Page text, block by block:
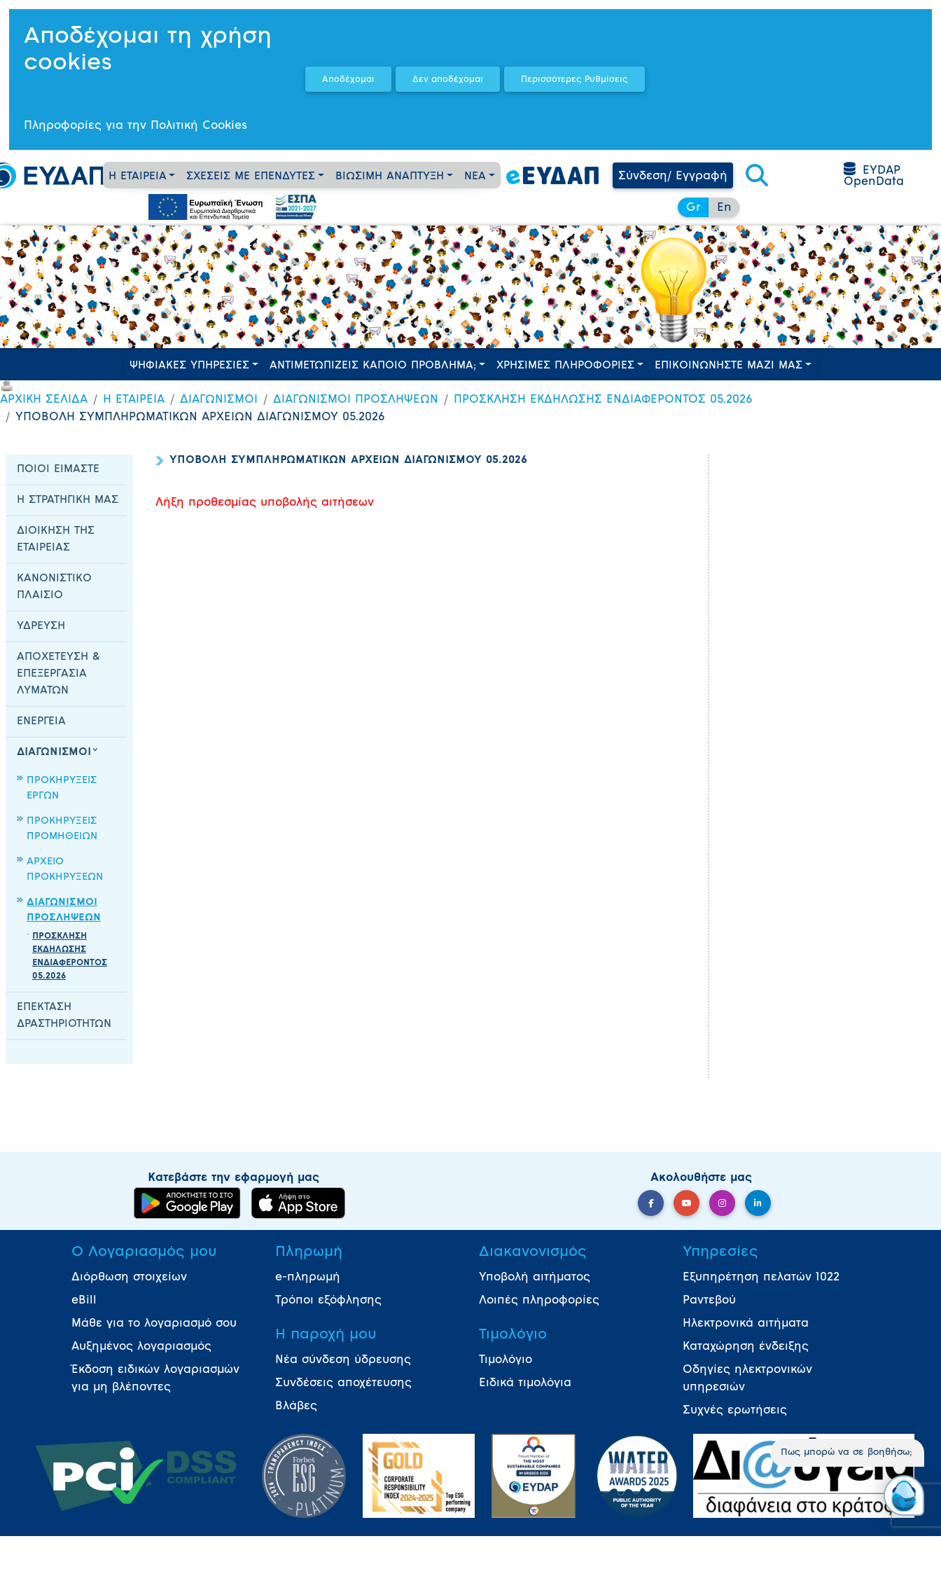
Αποδέχομαι τη χρήση
cookies
Πληροφορίες για την Πολιτική Cookies
Η ΕΤΑΙΡΕΙΑ ΣΧΕΣΕΙΣ ΜΕ ΕΠΕΝΔΥΤΕΣ ΒΙΩΣΙΜΗ ΑΝΑΠΤΥΞΗ ΝΕΑ Σύνδεση/ Εγγραφή
EYDAP
OpenData
Gr En
ΨΗΦΙΑΚΕΣ ΥΠΗΡΕΣΙΕΣ ΑΝΤΙΜΕΤΩΠΙΖΕΙΣ ΚΑΠΟΙΟ ΠΡΟΒΛΗΜΑ; ΧΡΗΣΙΜΕΣ ΠΛΗΡΟΦΟΡΙΕΣ ΕΠΙΚΟΙΝΩΝΗΣΤΕ ΜΑΖΙ ΜΑΣ
ΑΡΧΙΚΗ ΣΕΛΙΔΑ Η ΕΤΑΙΡΕΙΑ ΔΙΑΓΩΝΙΣΜΟΙ ΔΙΑΓΩΝΙΣΜΟΙ ΠΡΟΣΛΗΨΕΩΝ
ΠΡΟΣΚΛΗΣΗ ΕΚΔΗΛΩΣΗΣ ΕΝΔΙΑΦΕΡΟΝΤΟΣ 05.2026
ΥΠΟΒΟΛΗ ΣΥΜΠΛΗΡΩΜΑΤΙΚΩΝ ΑΡΧΕΙΩΝ ΔΙΑΓΩΝΙΣΜΟΥ 05.2026
ΠΟΙΟΙ ΕΙΜΑΣΤΕ
Η ΣΤΡΑΤΗΓΙΚΗ ΜΑΣ
ΔΙΟΙΚΗΣΗ ΤΗΣ
ΕΤΑΙΡΕΙΑΣ
ΚΑΝΟΝΙΣΤΙΚΟ
ΠΛΑΙΣΙΟ
ΥΔΡΕΥΣΗ
ΑΠΟΧΕΤΕΥΣΗ &
ΕΠΕΞΕΡΓΑΣΙΑ
ΛΥΜΑΤΩΝ
ΕΝΕΡΓΕΙΑ
ΔΙΑΓΩΝΙΣΜΟΙ
ΠΡΟΚΗΡΥΞΕΙΣ
ΕΡΓΩΝ
ΠΡΟΚΗΡΥΞΕΙΣ
ΠΡΟΜΗΘΕΙΩΝ
ΑΡΧΕΙΟ
ΠΡΟΚΗΡΥΞΕΩΝ
ΔΙΑΓΩΝΙΣΜΟΙ
ΠΡΟΣΛΗΨΕΩΝ
ΠΡΟΣΚΛΗΣΗ
ΕΚΔΗΛΩΣΗΣ
ΕΝΔΙΑΦΕΡΟΝΤΟΣ
05.2026
ΕΠΕΚΤΑΣΗ
ΔΡΑΣΤΗΡΙΟΤΗΤΩΝ
ΥΠΟΒΟΛΗ ΣΥΜΠΛΗΡΩΜΑΤΙΚΩΝ ΑΡΧΕΙΩΝ ΔΙΑΓΩΝΙΣΜΟΥ 05.2026
Λήξη προθεσμίας υποβολής αιτήσεων
Κατεβάστε την εφαρμογή μας Ακολουθήστε μας
Ο Λογαριασμός μου
Διόρθωση στοιχείων
eBill
Μάθε για το λογαριασμό σου
Αυξημένος λογαριασμός
Έκδοση ειδικών λογαριασμών
για μη βλέποντες
Πληρωμή
e-πληρωμή
Τρόποι εξόφλησης
Η παροχή μου
Νέα σύνδεση ύδρευσης
Συνδέσεις αποχέτευσης
Βλάβες
Διακανονισμός
Υποβολή αιτήματος
Λοιπές πληροφορίες
Τιμολόγιο
Τιμολόγιο
Ειδικά τιμολόγια
Υπηρεσίες
Εξυπηρέτηση πελατών 1022
Ραντεβού
Ηλεκτρονικά αιτήματα
Καταχώρηση ένδειξης
Οδηγίες ηλεκτρονικών
υπηρεσιών
Συχνές ερωτήσεις
Πως μπορώ να σε βοηθήσω;